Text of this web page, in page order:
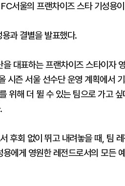
서울의 프랜차이즈 스타 기성용
과 결별을 발표했다.
대표하는 프랜차이즈 스타이자
시즌 서울 선수단 운영 계획에서
위해 더 뛸 수 있는 팀으로 가고
후회 없이 뛰고 내려놓을 때, 팀
에게 영원한 레전드로서의 모든